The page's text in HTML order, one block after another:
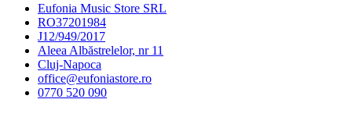
Eufonia Music Store SRL
RO37201984
J12/949/2017
Aleea Albăstrelelor, nr 11
Cluj-Napoca
office@eufoniastore.ro
0770 520 090